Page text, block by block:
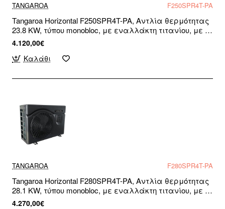
TANGAROA F250SPR4T-PA
Tangaroa Horizontal F250SPR4T-PA, Αντλία θερμότητας
23.8 KW, τύπου monobloc, με εναλλάκτη τιτανίου, με R-
32, για πισίνες και σπα, WiFi Ready, Τριφασική
4.120,00€
Καλάθι
TANGAROA F280SPR4T-PA
Tangaroa Horizontal F280SPR4T-PA, Αντλία θερμότητας
28.1 KW, τύπου monobloc, με εναλλάκτη τιτανίου, με R-
32, για πισίνες και σπα, WiFi Ready, Τριφασική
4.270,00€